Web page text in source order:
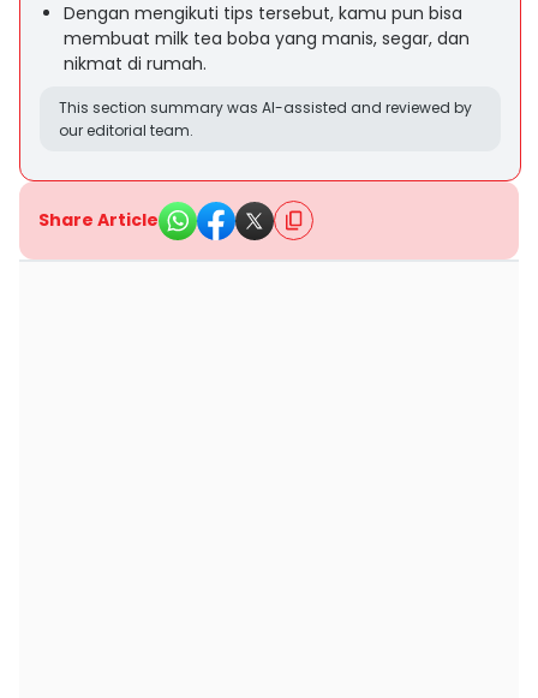
Dengan mengikuti tips tersebut, kamu pun bisa
membuat milk tea boba yang manis, segar, dan
nikmat di rumah.
This section summary was AI-assisted and reviewed by
our editorial team.
Share Article